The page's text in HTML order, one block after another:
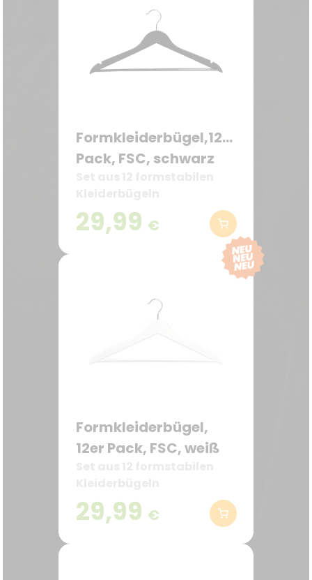
Formkleiderbügel,12er
Pack, FSC, schwarz
29,99 €
Formkleiderbügel,
12er Pack, FSC, weiß
29,99 €